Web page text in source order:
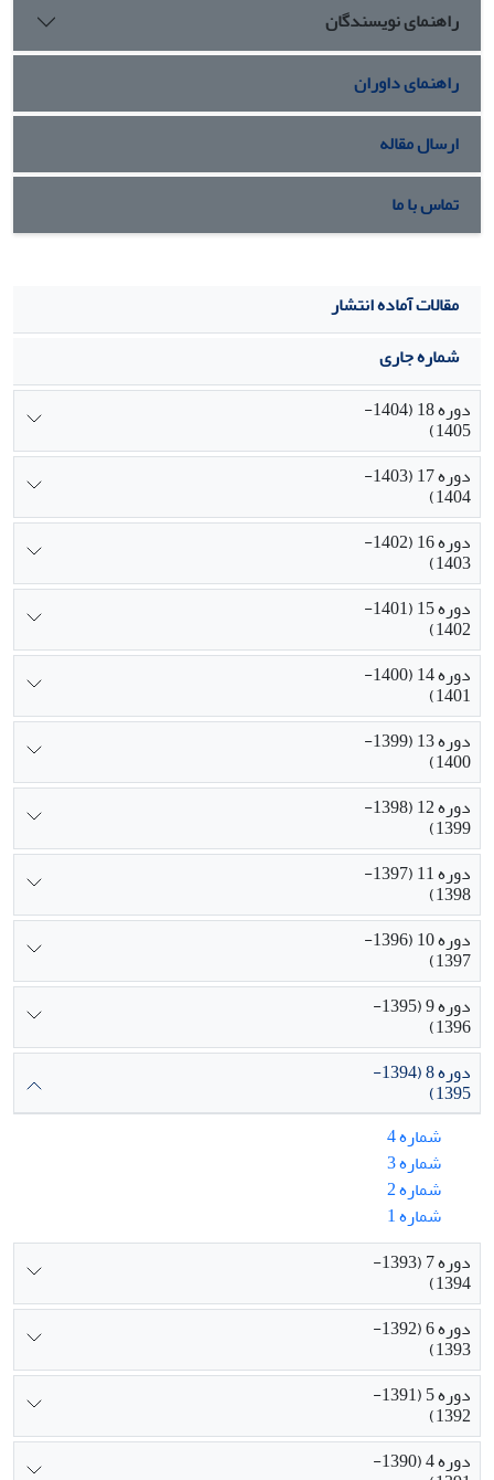
فراتاریخی و فرازمانی در مسیری تاریخی و زمانی دارد.
راهنمای نویسندگان
راهنمای داوران
ارسال مقاله
تماس با ما
مقالات آماده انتشار
شماره جاری
دوره 18 (1404-
1405)
دوره 17 (1403-
1404)
دوره 16 (1402-
1403)
دوره 15 (1401-
1402)
دوره 14 (1400-
1401)
دوره 13 (1399-
1400)
دوره 12 (1398-
1399)
دوره 11 (1397-
1398)
دوره 10 (1396-
1397)
دوره 9 (1395-
1396)
دوره 8 (1394-
1395)
شماره 4
شماره 3
شماره 2
شماره 1
دوره 7 (1393-
1394)
دوره 6 (1392-
1393)
دوره 5 (1391-
1392)
دوره 4 (1390-